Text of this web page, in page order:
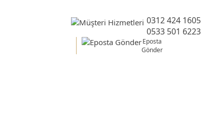
0312 424 1605
0533 501 6223
Eposta
Gönder